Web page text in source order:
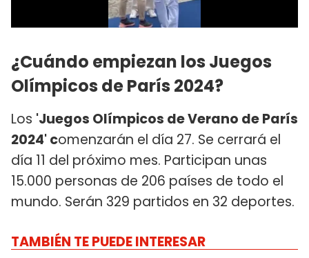
¿Cuándo empiezan los Juegos
Olímpicos de París 2024?
Los 'Juegos Olímpicos de Verano de París
2024' comenzarán el día 27. Se cerrará el
día 11 del próximo mes. Participan unas
15.000 personas de 206 países de todo el
mundo. Serán 329 partidos en 32 deportes.
TAMBIÉN TE PUEDE INTERESAR